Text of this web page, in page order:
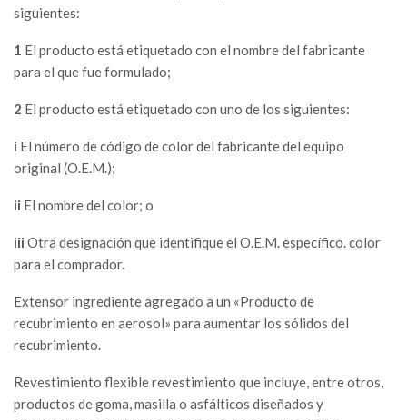
siguientes:
1 El producto está etiquetado con el nombre del fabricante
para el que fue formulado;
2 El producto está etiquetado con uno de los siguientes:
i El número de código de color del fabricante del equipo
original (O.E.M.);
ii El nombre del color; o
iii Otra designación que identifique el O.E.M. específico. color
para el comprador.
Extensor ingrediente agregado a un «Producto de
recubrimiento en aerosol» para aumentar los sólidos del
recubrimiento.
Revestimiento flexible revestimiento que incluye, entre otros,
productos de goma, masilla o asfálticos diseñados y